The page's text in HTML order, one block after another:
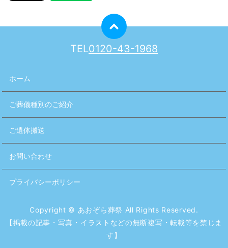
TEL0120-43-1968
ホーム
ご葬儀種別のご紹介
ご遺体搬送
お問い合わせ
プライバシーポリシー
Copyright © あおぞら葬祭 All Rights Reserved.
【掲載の記事・写真・イラストなどの無断複写・転載等を禁じま
す】